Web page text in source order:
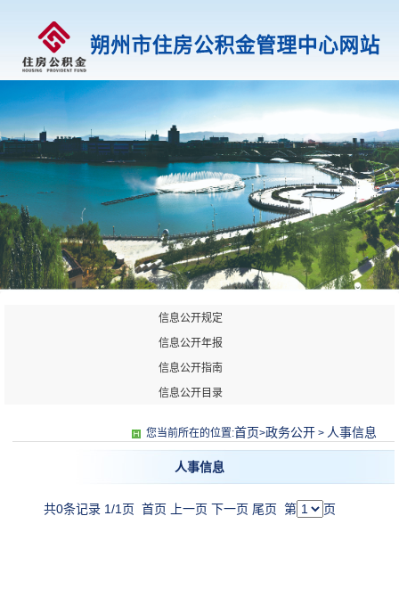
信息公开规定
信息公开年报
信息公开指南
信息公开目录
您当前所在的位置:首页>政务公开 > 人事信息
人事信息
共0条记录 1/1页首页 上一页 下一页 尾页 第 页